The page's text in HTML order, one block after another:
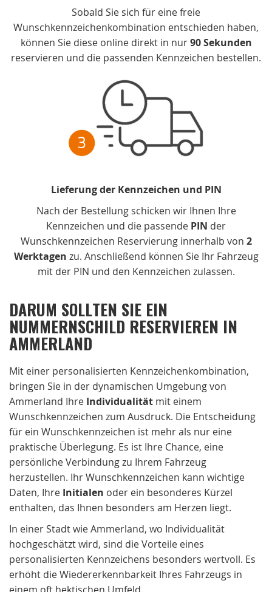
Sobald Sie sich für eine freie
Wunschkennzeichenkombination entschieden haben,
können Sie diese online direkt in nur90 Sekunden
reservieren und die passenden Kennzeichen bestellen.
Lieferung der Kennzeichen und PIN
Nach der Bestellung schicken wir Ihnen Ihre
Kennzeichen und die passende PIN der
Wunschkennzeichen Reservierung innerhalb von 2
Werktagen zu. Anschließend können Sie Ihr Fahrzeug
mit der PIN und den Kennzeichen zulassen.
DARUM SOLLTEN SIE EIN
NUMMERNSCHILD RESERVIEREN IN
AMMERLAND
Mit einer personalisierten Kennzeichenkombination,
bringen Sie in der dynamischen Umgebung von
Ammerland Ihre Individualität mit einem
Wunschkennzeichen zum Ausdruck. Die Entscheidung
für ein Wunschkennzeichen ist mehr als nur eine
praktische Überlegung. Es ist Ihre Chance, eine
persönliche Verbindung zu Ihrem Fahrzeug
herzustellen. Ihr Wunschkennzeichen kann wichtige
Daten, Ihre Initialen oder ein besonderes Kürzel
enthalten, das Ihnen besonders am Herzen liegt.
In einer Stadt wie Ammerland, wo Individualität
hochgeschätzt wird, sind die Vorteile eines
personalisierten Kennzeichens besonders wertvoll. Es
erhöht die Wiedererkennbarkeit Ihres Fahrzeugs in